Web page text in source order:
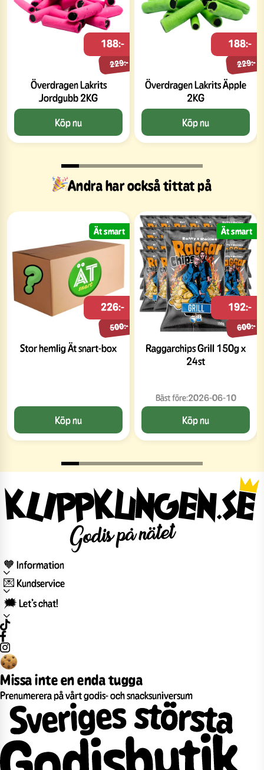
Överdragen Lakrits
Jordgubb 2KG
229:-
188:-
Köp nu
Överdragen Lakrits Äpple
2KG
229:-
188:-
Köp nu
Andra har också tittat på
Stor hemlig Ät snart-box
500:-
226:-
Köp nu
Ät smart
Raggarchips Grill 150g x
24st
600:-
192:-
Bäst före:2026-06-10
Köp nu
Ät smart
🧡 Information
💌 Kundservice
🗯️ Let’s chat!
Missa inte en enda tugga
Prenumerera på vårt godis- och snacksuniversum